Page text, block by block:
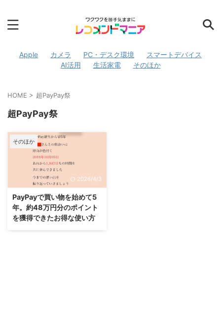
Apple カメラ PC・デスク環境
スマートデバイス
AI活用
生活家電 そのほか
HOME > 超PayPay祭
超PayPay祭
そのほか
2026/4/3
PayPayで買い物を始めて5
年。約48万円分のポイント
を獲得できたお得な使い方